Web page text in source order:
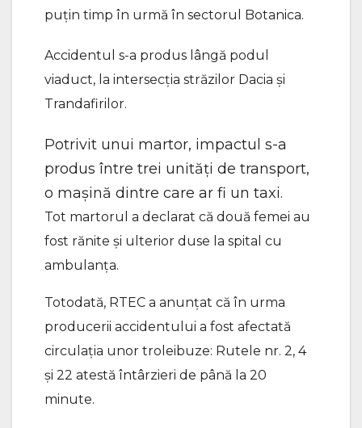
puțin timp în urmă în sectorul Botanica.
Accidentul s-a produs lângă podul
viaduct, la intersecția străzilor Dacia și
Trandafirilor.
Potrivit unui martor, impactul s-a
produs între trei unități de transport,
o mașină dintre care ar fi un taxi.
Tot martorul a declarat că două femei au
fost rănite și ulterior duse la spital cu
ambulanța.
Totodată, RTEC a anunțat că în urma
producerii accidentului a fost afectată
circulația unor troleibuze: Rutele nr. 2, 4
și 22 atestă întârzieri de până la 20
minute.